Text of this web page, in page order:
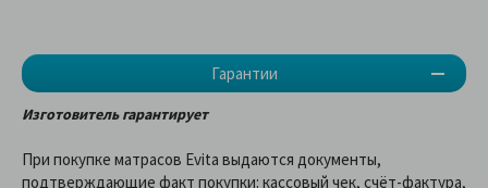
Гарантии
Изготовитель гарантирует
При покупке матрасов Evita выдаются документы,
подтверждающие факт покупки: кассовый чек, счёт-фактура,